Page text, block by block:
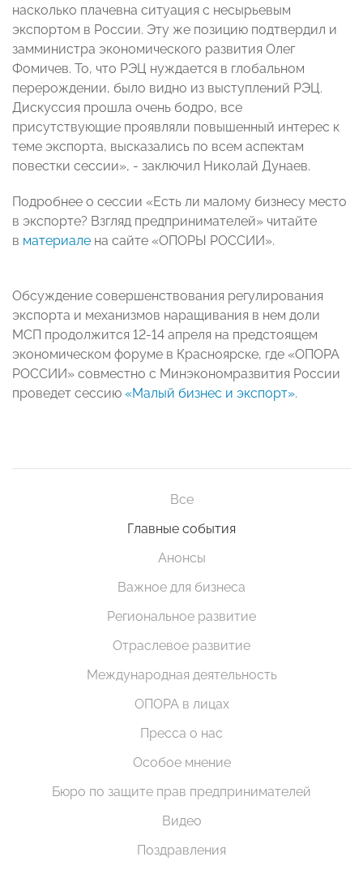
насколько плачевна ситуация с несырьевым
экспортом в России. Эту же позицию подтвердил и
замминистра экономического развития Олег
Фомичев. То, что РЭЦ нуждается в глобальном
перерождении, было видно из выступлений РЭЦ.
Дискуссия прошла очень бодро, все
присутствующие проявляли повышенный интерес к
теме экспорта, высказались по всем аспектам
повестки сессии», - заключил Николай Дунаев.
Подробнее о сессии «Есть ли малому бизнесу место
в экспорте? Взгляд предпринимателей» читайте
в материале на сайте «ОПОРЫ РОССИИ».
Обсуждение совершенствования регулирования
экспорта и механизмов наращивания в нем доли
МСП продолжится 12-14 апреля на предстоящем
экономическом форуме в Красноярске, где «ОПОРА
РОССИИ» совместно с Минэкономразвития России
проведет сессию «Малый бизнес и экспорт».
Все
Главные события
Анонсы
Важное для бизнеса
Региональное развитие
Отраслевое развитие
Международная деятельность
ОПОРА в лицах
Пресса о нас
Особое мнение
Бюро по защите прав предпринимателей
Видео
Поздравления